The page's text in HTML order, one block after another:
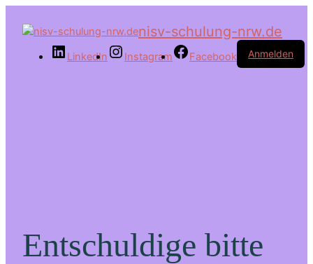
nisv-schulung-nrw.de
LinkedIn Instagram Facebook Anmelden
Entschuldige bitte